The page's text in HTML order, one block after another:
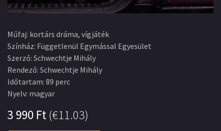
Műfaj: kortárs dráma, vígjáték
Színház: Függetlenül Egymással Egyesület
Szerző: Schwechtje Mihály
Rendező: Schwechtje Mihály
Időtartam: 89 perc
Nyelv: magyar
3 990 Ft(€11.03)